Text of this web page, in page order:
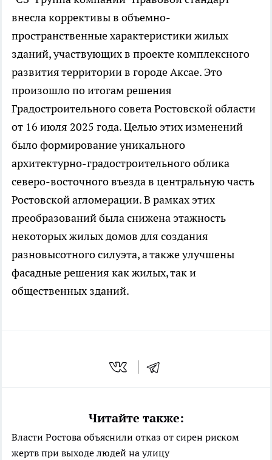
внесла коррективы в объемно-
пространственные характеристики жилых
зданий, участвующих в проекте комплексного
развития территории в городе Аксае. Это
произошло по итогам решения
Градостроительного совета Ростовской области
от 16 июля 2025 года. Целью этих изменений
было формирование уникального
архитектурно-градостроительного облика
северо-восточного въезда в центральную часть
Ростовской агломерации. В рамках этих
преобразований была снижена этажность
некоторых жилых домов для создания
разновысотного силуэта, а также улучшены
фасадные решения как жилых, так и
общественных зданий.
Читайте также:
Власти Ростова объяснили отказ от сирен риском
жертв при выходе людей на улицу